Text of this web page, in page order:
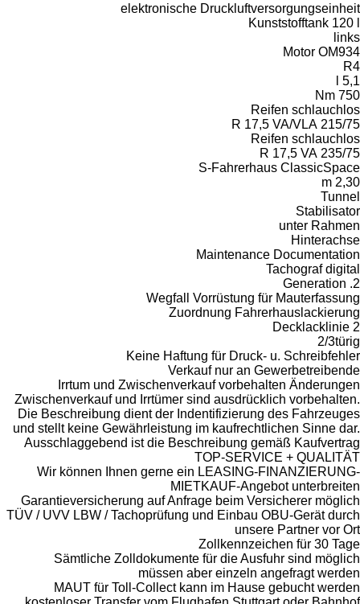
elektronische
Wegfall
Keine
Irrtum und
Zwischenverkauf und Irrtümer
Die Beschreibung dient der
und stellt keine Gewährleistung
Ausschlaggebend ist die
Wir können Ihnen gerne ein
Garantieversicherung auf
TÜV / UVV LBW / Tachoprüfung
Sämtliche Zolldokumente
müssen
MAUT für Toll-Collect